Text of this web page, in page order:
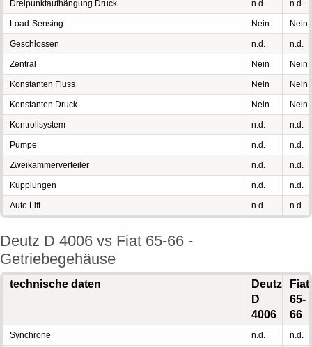
Dreipunktaufhängung Druck n.d. n.d.
Load-Sensing Nein Nein
Geschlossen n.d. n.d.
Zentral Nein Nein
Konstanten Fluss Nein Nein
Konstanten Druck Nein Nein
Kontrollsystem n.d. n.d.
Pumpe n.d. n.d.
Zweikammerverteiler n.d. n.d.
Kupplungen n.d. n.d.
Auto Lift n.d. n.d.
Deutz D 4006 vs Fiat 65-66 -
Getriebegehäuse
technische daten
Deutz
D
4006
Fiat
65-
66
Synchrone n.d. n.d.